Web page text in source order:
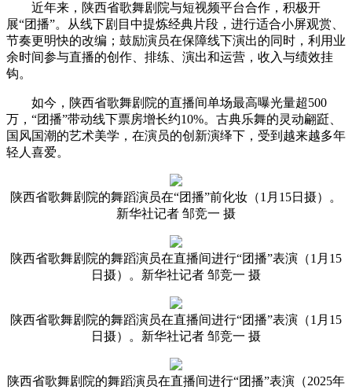
近年来，陕西省歌舞剧院与短视频平台合作，积极开
展“团播”。从线下剧目中提炼经典片段，进行适合小屏观赏、
节奏更明快的改编；鼓励演员在保障线下演出的同时，利用业
余时间参与直播的创作、排练、演出和运营，收入与绩效挂
钩。
如今，陕西省歌舞剧院的直播间单场最高曝光量超500
万，“团播”带动线下票房增长约10%。古典乐舞的灵动翩跹、
国风国潮的艺术美学，在演员的创新演绎下，受到越来越多年
轻人喜爱。
陕西省歌舞剧院的舞蹈演员在“团播”前化妆（1月15日摄）。
新华社记者 邹竞一 摄
陕西省歌舞剧院的舞蹈演员在直播间进行“团播”表演（1月15
日摄）。新华社记者 邹竞一 摄
陕西省歌舞剧院的舞蹈演员在直播间进行“团播”表演（1月15
日摄）。新华社记者 邹竞一 摄
陕西省歌舞剧院的舞蹈演员在直播间进行“团播”表演（2025年